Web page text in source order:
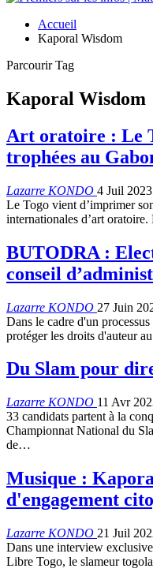
Accueil
Kaporal Wisdom
Parcourir Tag
Kaporal Wisdom
Art oratoire : Le
trophées au
Lazarre KONDO 4 Juil 2023
Le Togo vient d’imprimer
internationales d’art
BUTODRA :
conseil
Lazarre KONDO 27 Juin
Dans le cadre d'un
protéger les droits d'auteur
Du Slam pour
Lazarre KONDO 11 Avr
33 candidats partent à la
Championnat National du
de…
Musique :
d'engagement
Lazarre KONDO 21 Juil
Dans une interview
Libre Togo, le slameur